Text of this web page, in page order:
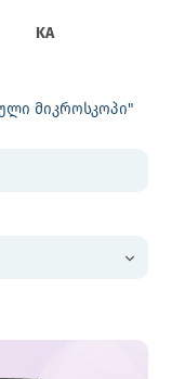
KA
მიკროსკოპი"